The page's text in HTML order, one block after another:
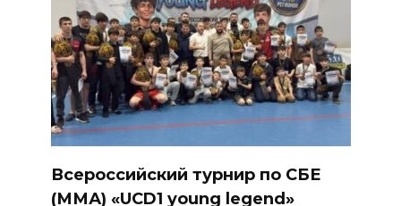
Всероссийский турнир по СБЕ
(ММА) «UCD1 young legend»